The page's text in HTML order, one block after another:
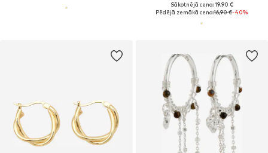
Sākotnējā cena: 19,90 €
Pēdējā zemākā cena:16,90 €-40%